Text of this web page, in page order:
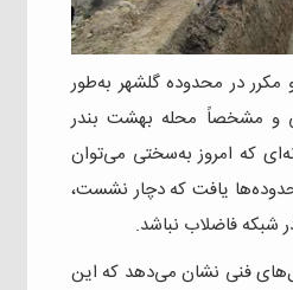
در محدوده گلشهر به‌طور
و مشخصاً محله بهشت بندر
که امروز به‌سختی می‌توان
یافت که دچار نشست،
شبکه فاضلاب نباشد.
فنی نشان می‌دهد که این